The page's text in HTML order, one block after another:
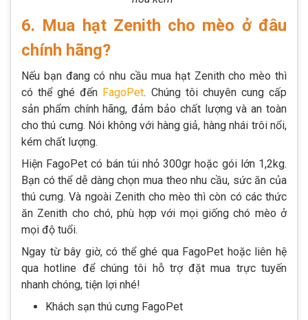
6. Mua hạt Zenith cho mèo ở đâu
chính hãng?
Nếu bạn đang có nhu cầu mua hạt Zenith cho mèo thì
có thể ghé đến FagoPet. Chúng tôi chuyên cung cấp
sản phẩm chính hãng, đảm bảo chất lượng và an toàn
cho thú cưng. Nói không với hàng giả, hàng nhái trôi nổi,
kém chất lượng.
Hiện FagoPet có bán túi nhỏ 300gr hoặc gói lớn 1,2kg.
Bạn có thể dễ dàng chọn mua theo nhu cầu, sức ăn của
thú cưng. Và ngoài Zenith cho mèo thì còn có các thức
ăn Zenith cho chó, phù hợp với mọi giống chó mèo ở
mọi độ tuổi.
Ngay từ bây giờ, có thể ghé qua FagoPet hoặc liên hệ
qua hotline để chúng tôi hỗ trợ đặt mua trực tuyến
nhanh chóng, tiện lợi nhé!
Khách sạn thú cưng FagoPet